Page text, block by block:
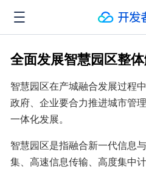
全面发展智慧园区整
智慧园区在产城融合发展过程
政府、企业要合力推进城市管
一体化发展。
智慧园区是指融合新一代信息
集、高速信息传输、高度集中